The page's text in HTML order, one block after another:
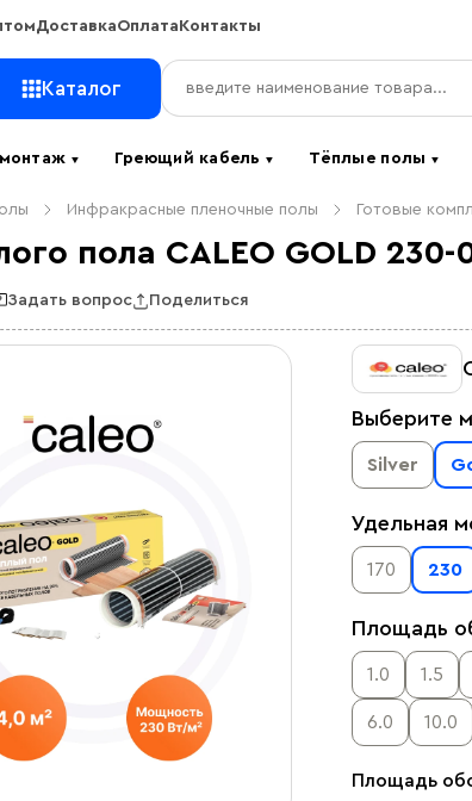
ДоставкаОплата Контакты
Каталог
▼ Греющий кабель▼ Тёплые полы ▼
Инфракрасные пленочные полы Готовые
пола CALEO GOLD 230-
Задать вопрос Поделиться
Выберите
Silver
Удельная
170 230
Площадь
1.0 1.5
6.0 10.0
Площадь